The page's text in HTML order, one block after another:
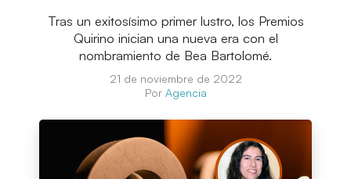
Tras un exitosísimo primer lustro, los Premios
Quirino inician una nueva era con el
nombramiento de Bea Bartolomé.
21 de noviembre de 2022
Por Agencia